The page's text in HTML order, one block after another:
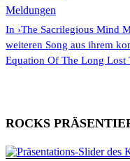
Meldungen
In ›The Sacrilegious Mind
weiteren Song aus ihrem
Equation Of The Long Lost
ROCKS